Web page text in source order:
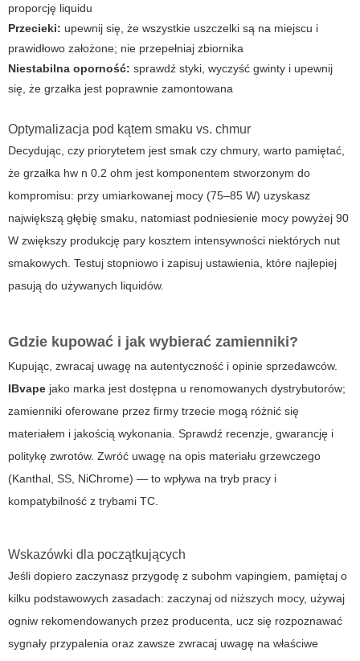
proporcję liquidu
Przecieki: upewnij się, że wszystkie uszczelki są na miejscu i
prawidłowo założone; nie przepełniaj zbiornika
Niestabilna oporność: sprawdź styki, wyczyść gwinty i upewnij
się, że grzałka jest poprawnie zamontowana
Optymalizacja pod kątem smaku vs. chmur
Decydując, czy priorytetem jest smak czy chmury, warto pamiętać,
że grzałka hw n 0.2 ohm jest komponentem stworzonym do
kompromisu: przy umiarkowanej mocy (75–85 W) uzyskasz
największą głębię smaku, natomiast podniesienie mocy powyżej 90
W zwiększy produkcję pary kosztem intensywności niektórych nut
smakowych. Testuj stopniowo i zapisuj ustawienia, które najlepiej
pasują do używanych liquidów.
Gdzie kupować i jak wybierać zamienniki?
Kupując, zwracaj uwagę na autentyczność i opinie sprzedawców.
IBvape jako marka jest dostępna u renomowanych dystrybutorów;
zamienniki oferowane przez firmy trzecie mogą różnić się
materiałem i jakością wykonania. Sprawdź recenzje, gwarancję i
politykę zwrotów. Zwróć uwagę na opis materiału grzewczego
(Kanthal, SS, NiChrome) — to wpływa na tryb pracy i
kompatybilność z trybami TC.
Wskazówki dla początkujących
Jeśli dopiero zaczynasz przygodę z subohm vapingiem, pamiętaj o
kilku podstawowych zasadach: zaczynaj od niższych mocy, używaj
ogniw rekomendowanych przez producenta, ucz się rozpoznawać
sygnały przypalenia oraz zawsze zwracaj uwagę na właściwe